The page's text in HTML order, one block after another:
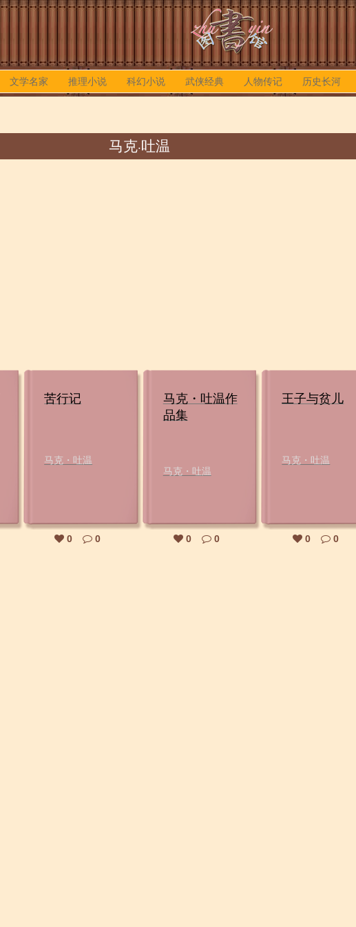
文学名家 推理小说 科幻小说 武侠经典 人物传记 历史长河
马克·吐温
苦行记
马克・吐温
0 0
马克・吐温作
品集
马克・吐温
0 0
王子与贫儿
马克・吐温
0 0